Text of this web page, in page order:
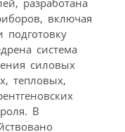
разработана
включая
подготовку
система
силовых
тепловых,
В